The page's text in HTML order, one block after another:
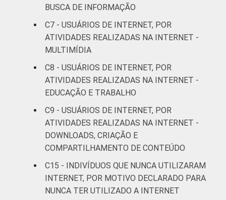
Familiar
Mais de 1
SM até 2 SM
Mais de 2
SM até 3 SM
89 9
Mais de 3
SM até 5 SM
93 6
Mais de 5
SM até 10
SM
93 5
BUSCA DE INFORMAÇÃO
C7 - USUÁRIOS DE INTERNET, POR
ATIVIDADES REALIZADAS NA INTERNET -
MULTIMÍDIA
C8 - USUÁRIOS DE INTERNET, POR
ATIVIDADES REALIZADAS NA INTERNET -
EDUCAÇÃO E TRABALHO
C9 - USUÁRIOS DE INTERNET, POR
ATIVIDADES REALIZADAS NA INTERNET -
DOWNLOADS, CRIAÇÃO E
COMPARTILHAMENTO DE CONTEÚDO
C15 - INDIVÍDUOS QUE NUNCA UTILIZARAM
INTERNET, POR MOTIVO DECLARADO PARA
NUNCA TER UTILIZADO A INTERNET